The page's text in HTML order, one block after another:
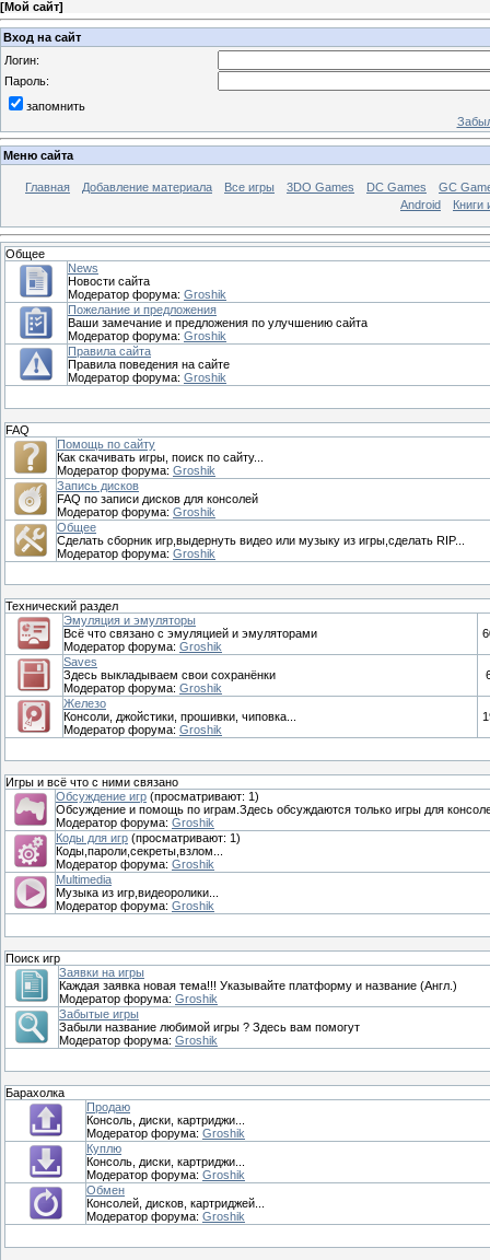
[Мой сайт]
Вход на сайт
Логин:
Пароль:
запомнить
Меню сайта
Главная Добавление материала Все игры 3DO Games DC Games
GC
Android
Книги
Общее
News
Новости сайта
Модератор форума: Groshik
Пожелание и предложения
Ваши замечание и предложения по улучшению сайта
Модератор форума: Groshik
Правила сайта
Правила поведения на сайте
Модератор форума: Groshik
FAQ
Помощь по сайту
Как скачивать игры, поиск по сайту...
Модератор форума: Groshik
Запись дисков
FAQ по записи дисков для консолей
Модератор форума: Groshik
Общее
Сделать сборник игр,выдернуть видео или музыку из игры,сделать RIP...
Модератор форума: Groshik
Технический раздел
Эмуляция и эмуляторы
Всё что связано с эмуляцией и эмуляторами
Модератор форума: Groshik
Saves
Здесь выкладываем свои сохранёнки
Модератор форума: Groshik
Железо
Консоли, джойстики, прошивки, чиповка...
Модератор форума: Groshik
Игры и всё что с ними связано
Обсуждение игр (просматривают: 1)
Обсуждение и помощь по играм.Здесь обсуждаются только игры для
Модератор форума: Groshik
Коды для игр (просматривают: 1)
Коды,пароли,секреты,взлом...
Модератор форума: Groshik
Multimedia
Музыка из игр,видеоролики...
Модератор форума: Groshik
Поиск игр
Заявки на игры
Каждая заявка новая тема!!! Указывайте платформу и название (Англ.)
Модератор форума: Groshik
Забытые игры
Забыли название любимой игры ? Здесь вам помогут
Модератор форума: Groshik
Барахолка
Продаю
Консоль, диски, картриджи...
Модератор форума: Groshik
Куплю
Консоль, диски, картриджи...
Модератор форума: Groshik
Обмен
Консолей, дисков, картриджей...
Модератор форума: Groshik